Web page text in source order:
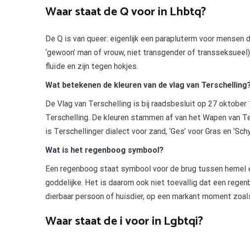
Waar staat de Q voor in Lhbtq?
De Q is van queer: eigenlijk een parapluterm voor
‘gewoon’ man of vrouw, niet transgender of
fluïde en zijn tegen hokjes.
Wat betekenen de kleuren van de vlag van
De Vlag van Terschelling is bij raadsbesluit op 27
Terschelling. De kleuren stammen af van het Wapen van
is Terschellinger dialect voor zand, ‘Ges’ voor Gras en
Wat is het regenboog symbool?
Een regenboog staat symbool voor de brug tussen
goddelijke. Het is daarom ook niet toevallig dat een
dierbaar persoon of huisdier, op een markant moment
Waar staat de i voor in Lgbtqi?